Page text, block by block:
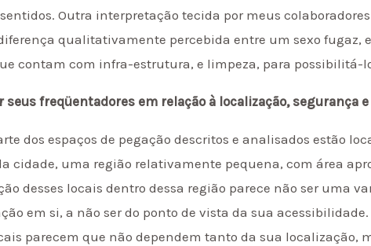
Outra interpretação tecida por meus
qualitativamente percebida entre um sexo fugaz,
contam com infra-estrutura, e limpeza, para possibilitá-
seus freqüentadores em relação à localização, segurança
dos espaços de pegação descritos e analisados estão
cidade, uma região relativamente pequena, com área
desses locais dentro dessa região parece não ser uma
em si, a não ser do ponto de vista da sua acessibilidade.
parecem que não dependem tanto da sua localização,